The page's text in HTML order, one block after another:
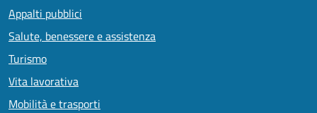
Appalti pubblici
Salute, benessere e assistenza
Turismo
Vita lavorativa
Mobilità e trasporti